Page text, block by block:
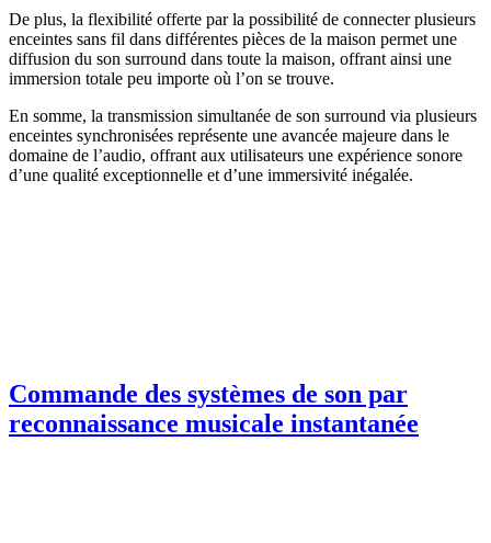
De plus, la flexibilité offerte par la possibilité de connecter plusieurs
enceintes sans fil dans différentes pièces de la maison permet une
diffusion du son surround dans toute la maison, offrant ainsi une
immersion totale peu importe où l’on se trouve.
En somme, la transmission simultanée de son surround via plusieurs
enceintes synchronisées représente une avancée majeure dans le
domaine de l’audio, offrant aux utilisateurs une expérience sonore
d’une qualité exceptionnelle et d’une immersivité inégalée.
Commande des systèmes de son par
reconnaissance musicale instantanée